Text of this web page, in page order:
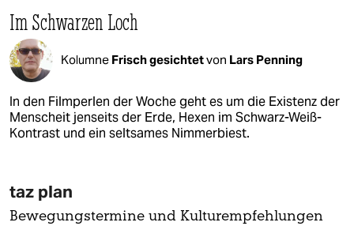
Im Schwarzen Loch
Kolumne Frisch gesichtetvon Lars Penning
In den Filmperlen der Woche geht es um die Existenz der
Menscheit jenseits der Erde, Hexen im Schwarz-Weiß-
Kontrast und ein seltsames Nimmerbiest.
taz plan
Bewegungstermine und Kulturempfehlungen